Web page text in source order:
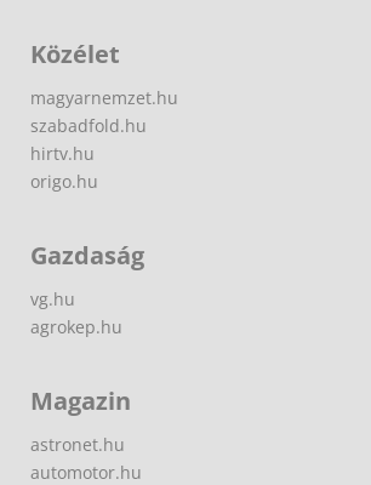
Közélet
magyarnemzet.hu
szabadfold.hu
hirtv.hu
origo.hu
Gazdaság
vg.hu
agrokep.hu
Magazin
astronet.hu
automotor.hu